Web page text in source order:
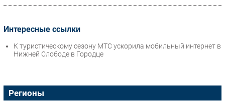
Интересные ссылки
К туристическому сезону МТС ускорила мобильный интернет в
Нижней Слободе в Городце
Регионы